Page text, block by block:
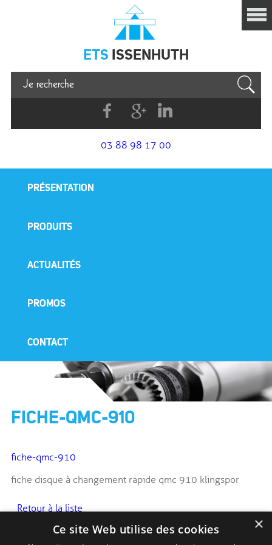
Issenhuth
ETS ISSENHUTH
FacebookG+
Linkedin
03 88 98 17 00
PRÉSENTATION
PRODUITS
ACTUALITÉS
PROMOS
CONTACT
FICHE-QMC-910
fiche-qmc-910
fiche disque à changement rapide qmc 910 klingspor
Retour à la liste
×
Ce site Web utilise des cookies